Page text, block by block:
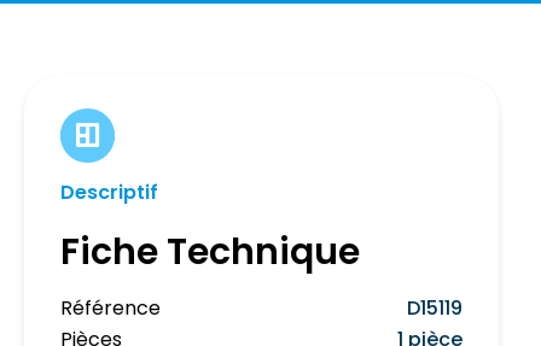
Descriptif
Fiche Technique
Référence
D15119
Pièces
1 pièce